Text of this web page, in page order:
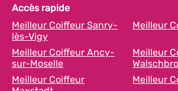
Accès rapide
Meilleur Coiffeur Sanry-
lès-Vigy
Meilleur
Meilleur Coiffeur Ancy-
sur-Moselle
Meilleur
Meilleur Coiffeur
Meilleur